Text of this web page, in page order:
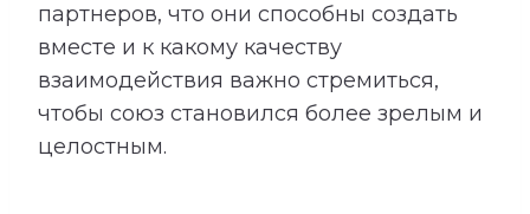
партнеров, что они способны создать
вместе и к какому качеству
взаимодействия важно стремиться,
чтобы союз становился более зрелым и
целостным.